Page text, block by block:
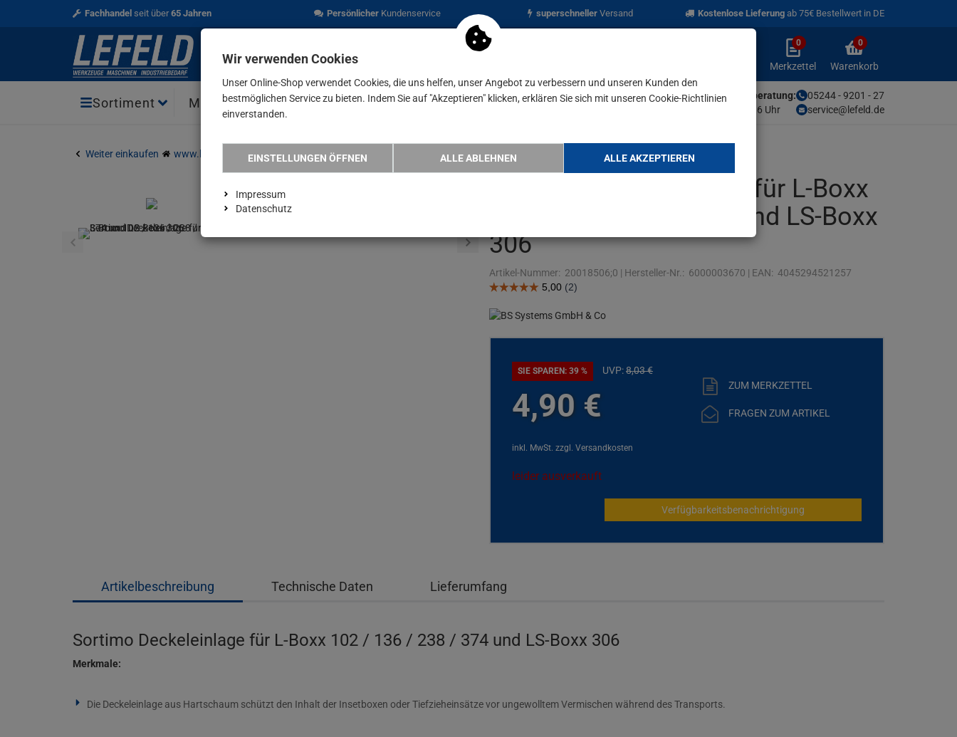
Fachhandel seit über65 Jahren PersönlicherKundenservice superschnellerVersand Kostenlose Lieferung ab 75€ Bestellwert in DE
Merkzettel
aufklappen
0
Merkzettel
Warenkorb
0
Warenkorb
Sortiment Marken Aktionen Blog
05244 - 9201 - 27
service@lefeld.de
Unsere Fachberatung:
Mo-Fr von 9-16 Uhr
Weiter einkaufen www.lefeld.de Sortimo Deckeleinlage für L-Boxx 102 / 136 / 238 …
Sortimo Deckeleinlage für L-Boxx
102 / 136 / 238 / 374 und LS-Boxx
306
Artikel-Nummer: 20018506;0 | Hersteller-Nr.: 6000003670 | EAN: 4045294521257
SIE SPAREN: 39 % UVP:8,03€
4,90 €
inkl. MwSt. zzgl. Versandkosten
ZUM MERKZETTEL
FRAGEN ZUM ARTIKEL
leider ausverkauft
Verfügbarkeitsbenachrichtigung
Artikelbeschreibung Technische Daten Lieferumfang
Sortimo Deckeleinlage für L-Boxx 102 / 136 / 238 / 374 und LS-Boxx 306
Merkmale:
Die Deckeleinlage aus Hartschaum schützt den Inhalt der Insetboxen oder Tiefzieheinsätze vor ungewolltem Vermischen während des Transports.
Wir verwenden Cookies
Unser Online-Shop verwendet Cookies, die uns helfen, unser Angebot zu verbessern und unseren Kunden den
bestmöglichen Service zu bieten. Indem Sie auf "Akzeptieren" klicken, erklären Sie sich mit unseren Cookie-Richtlinien
einverstanden.
EINSTELLUNGEN ÖFFNEN ALLE ABLEHNEN ALLE AKZEPTIEREN
Impressum
Datenschutz